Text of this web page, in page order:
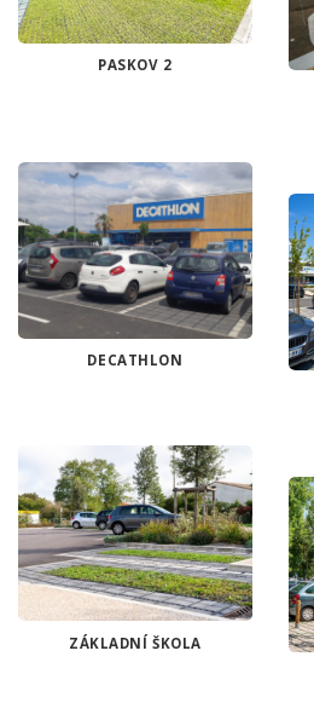
PASKOV 2
DECATHLON
ZÁKLADNÍ ŠKOLA